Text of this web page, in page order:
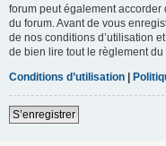
forum peut également
du forum. Avant de vous
de nos conditions d’utilisation
de bien lire tout le règlement du
Conditions d’utilisation |
S’enregistrer